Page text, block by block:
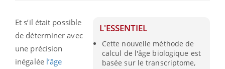
L'ESSENTIEL
Cette nouvelle méthode de
calcul de l'âge biologique est
basée sur le transcriptome,
Et s’il était possible
de déterminer avec
une précision
inégalée l’âge